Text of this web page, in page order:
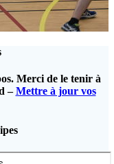
Merci de le tenir à
–Mettre à jour vos